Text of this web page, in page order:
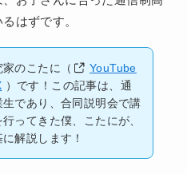
はずです。
のこたに（
YouTube
）です！この記事は、通
であり、合同説明会で講
ってきた僕、こたにが、
解説します！